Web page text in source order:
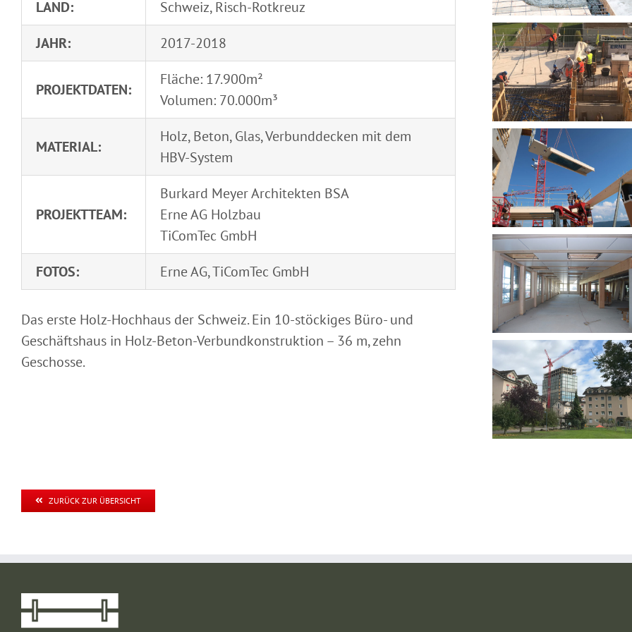
LAND:
Schweiz, Risch-Rotkreuz
JAHR:
2017-2018
PROJEKTDATEN:
Fläche: 17.900m²
Volumen: 70.000m³
MATERIAL:
Holz, Beton, Glas, Verbunddecken mit dem
HBV-System
PROJEKTTEAM:
Burkard Meyer Architekten BSA
Erne AG Holzbau
TiComTec GmbH
FOTOS:
Erne AG, TiComTec GmbH
Das erste Holz-Hochhaus der Schweiz. Ein 10-stöckiges Büro- und
Geschäftshaus in Holz-Beton-Verbundkonstruktion – 36 m, zehn
Geschosse.
ZURÜCK ZUR ÜBERSICHT